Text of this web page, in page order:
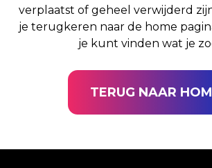
verplaatst of geheel verwijderd
je terugkeren naar de home
je kunt vinden wat je
TERUG NAAR